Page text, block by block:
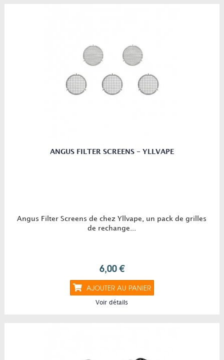
ANGUS FILTER SCREENS - YLLVAPE
Angus Filter Screens de chez Yllvape, un pack de grilles
de rechange...
6,00 €
AJOUTER AU PANIER
Voir détails